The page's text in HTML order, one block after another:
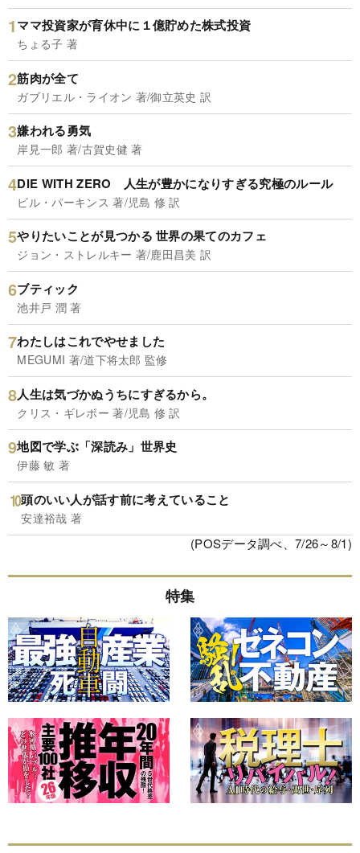
ママ投資家が育休中に１億貯めた株式投資
ちょる子 著
筋肉が全て
ガブリエル・ライオン 著/御立英史 訳
嫌われる勇気
岸見一郎 著/古賀史健 著
DIE WITH ZERO 人生が豊かになりすぎる究極のルール
ビル・パーキンス 著/児島 修 訳
やりたいことが見つかる 世界の果てのカフェ
ジョン・ストレルキー 著/鹿田昌美 訳
ブティック
池井戸 潤 著
わたしはこれでやせました
MEGUMI 著/道下将太郎 監修
人生は気づかぬうちにすぎるから。
クリス・ギレボー 著/児島 修 訳
地図で学ぶ「深読み」世界史
伊藤 敏 著
頭のいい人が話す前に考えていること
安達裕哉 著
(POSデータ調べ、7/26～8/1)
特集